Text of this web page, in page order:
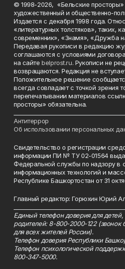
© 1998-2026, «Бельские просторы»
художественный и общественно-
Издается с декабря 1998 года.
«литературных толстяков», таких,
современник», «Знамя», «Дружба
Передавая рукописи в редакцию
соглашаются с условиями
на сайтеbelprost.ru. Рукописи не
возвращаются. Редакция не
Положительное решение
всегда совпадает с точкой зрения
перепечатывании материалов
просторы» обязательна.
Антитеррор
Об использовании персональных
Свидетельство о регистрации
информации ПИ № ТУ 02-01564
Федеральной службы по надзору в
информационных технологий и
Республике Башкортостан от 31
Главный редактор: Горюхин Юрий
Единый телефон доверия для детей,
родителей: 8-800-2000-122
для всех жителей России).
Телефон доверия Республики
Телефон психологической
800-347-5000.